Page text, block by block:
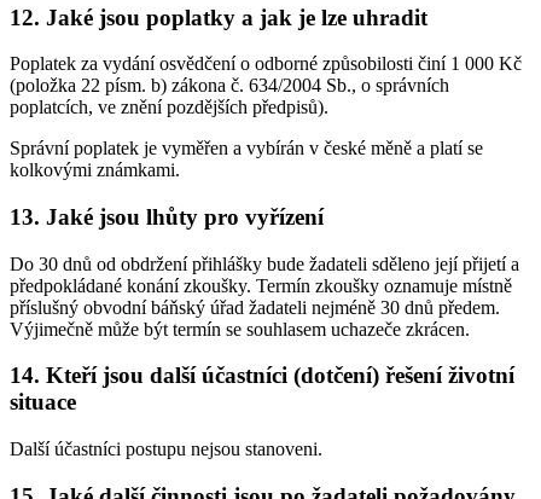
12. Jaké jsou poplatky a jak je lze uhradit
Poplatek za vydání osvědčení o odborné způsobilosti činí 1 000 Kč
(položka 22 písm. b) zákona č. 634/2004 Sb., o správních
poplatcích, ve znění pozdějších předpisů).
Správní poplatek je vyměřen a vybírán v české měně a platí se
kolkovými známkami.
13. Jaké jsou lhůty pro vyřízení
Do 30 dnů od obdržení přihlášky bude žadateli sděleno její přijetí a
předpokládané konání zkoušky. Termín zkoušky oznamuje místně
příslušný obvodní báňský úřad žadateli nejméně 30 dnů předem.
Výjimečně může být termín se souhlasem uchazeče zkrácen.
14. Kteří jsou další účastníci (dotčení) řešení životní
situace
Další účastníci postupu nejsou stanoveni.